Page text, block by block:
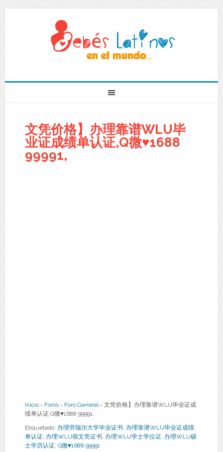
文凭价格】办理靠谱WLU毕
业证成绩单认证,Q微♥1688
99991,
Inicio › Foros › Foro General › 文凭价格】办理靠谱WLU毕业证成
绩单认证,Q微♥1688 99991,
Etiquetado: 办理劳瑞尔大学毕业证书, 办理靠谱WLU毕业证成绩
单认证, 办理WLU假文凭证书, 办理WLU学士学位证, 办理WLU硕
士学历认证, Q微♥1688 99991